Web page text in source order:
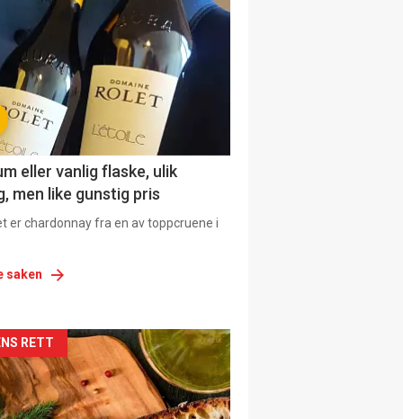
eller vanlig flaske, ulik
men like gunstig pris
er chardonnay fra en av toppcruene i
saken
RETT